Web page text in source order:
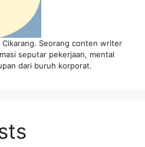
Cikarang. Seorang conten writer
seputar pekerjaan, mental
dari buruh korporat.